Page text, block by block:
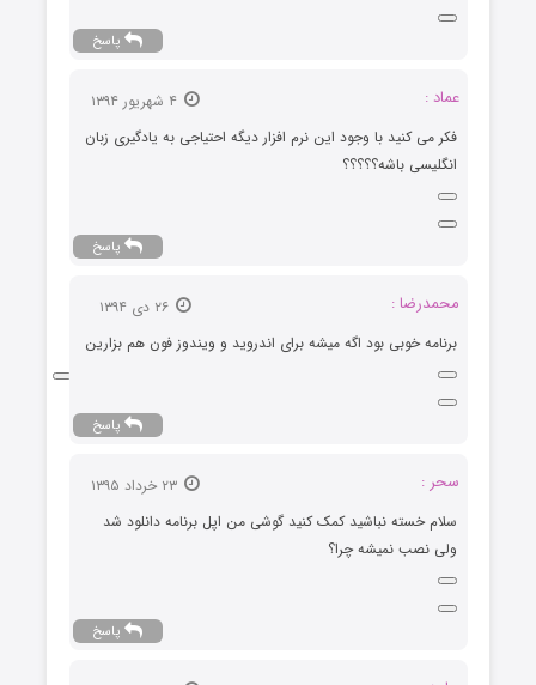
پاسخ
عماد :
فکر می کنید با وجود این نرم افزار دیگه احتیاجی به یادگیری زبان
انگلیسی باشه؟؟؟؟؟
پاسخ
محمدرضا :
برنامه خوبی بود اگه میشه برای اندروید و ویندوز فون هم بزارین
پاسخ
سحر :
سلام خسته نباشید کمک کنید گوشی من اپل برنامه دانلود شد
ولی نصب نمیشه چرا؟
پاسخ